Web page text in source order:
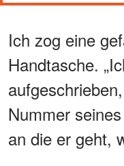
Ich zog eine
Handtasche.
Nummer
an die er geht,